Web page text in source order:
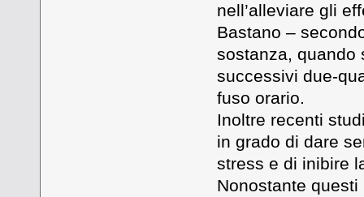
nell’alleviare gli
Bastano –
sostanza, quando
successivi due-
fuso orario.
Inoltre recenti
in grado di dare
stress e di inibire
Nonostante